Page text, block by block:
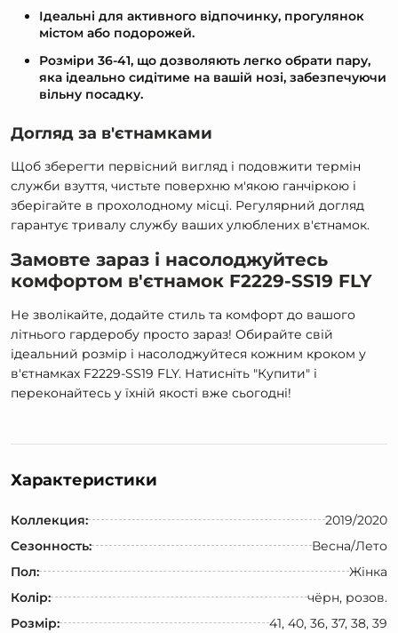
Ідеальні для активного відпочинку, прогулянок
містом або подорожей.
Розміри 36-41, що дозволяють легко обрати пару,
яка ідеально сидітиме на вашій нозі, забезпечуючи
вільну посадку.
Догляд за в'єтнамками
Щоб зберегти первісний вигляд і подовжити термін
служби взуття, чистьте поверхню м'якою ганчіркою і
зберігайте в прохолодному місці. Регулярний догляд
гарантує тривалу службу ваших улюблених в'єтнамок.
Замовте зараз і насолоджуйтесь
комфортом в'єтнамок F2229-SS19 FLY
Не зволікайте, додайте стиль та комфорт до вашого
літнього гардеробу просто зараз! Обирайте свій
ідеальний розмір і насолоджуйтеся кожним кроком у
в'єтнамках F2229-SS19 FLY. Натисніть "Купити" і
переконайтесь у їхній якості вже сьогодні!
Характеристики
Коллекция:
2019/2020
Сезонность:
Весна/Лето
Пол:
Жінка
Колір:
чёрн, розов.
Розмір:
41, 40, 36, 37, 38, 39